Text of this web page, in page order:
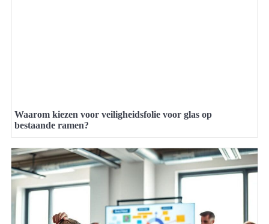
Waarom kiezen voor veiligheidsfolie voor glas op
bestaande ramen?